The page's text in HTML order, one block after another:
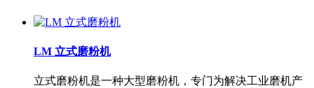
LM 立式磨粉机
立式磨粉机是一种大型磨粉机，专门为解决工业磨机产